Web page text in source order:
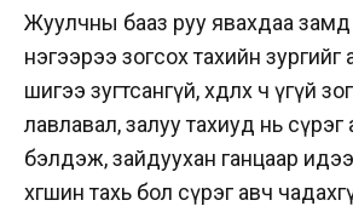
Жуулчны бааз руу явахдаа замд
нэгээрээ зогсох тахийн
шигээ зугтсангүй, хөдлөх ч үгүй
лавлавал, залуу тахиуд нь сүрэг
бэлдэж, зайдуухан ганцаар
хөгшин тахь бол сүрэг авч